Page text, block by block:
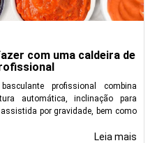
com uma caldeira de
profissional combina
automática, inclinação para
por gravidade, bem como
Leia mais